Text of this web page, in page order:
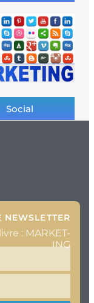
Social
: MARKET-
ING